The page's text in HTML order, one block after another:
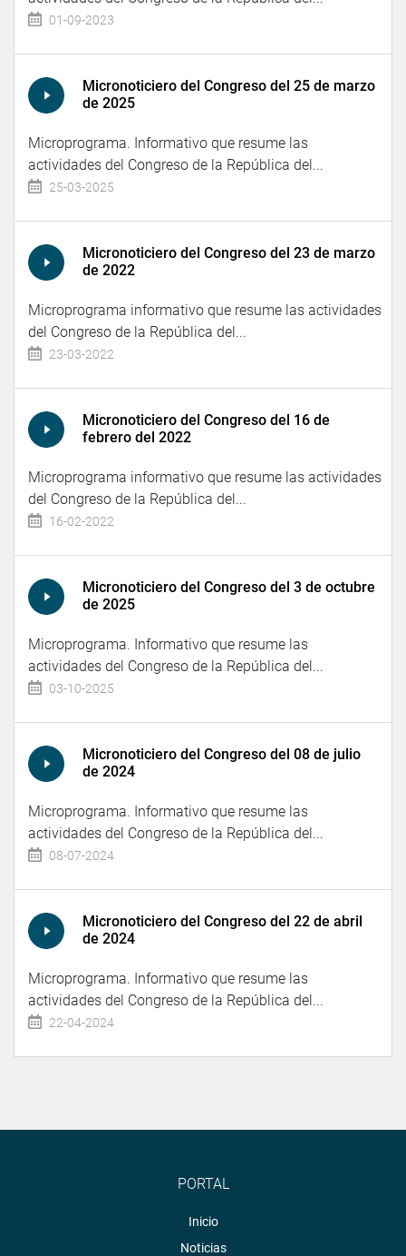
01-09-2023
Micronoticiero del Congreso del 25 de marzo
de 2025
Microprograma. Informativo que resume las
actividades del Congreso de la República del...
25-03-2025
Micronoticiero del Congreso del 23 de marzo
de 2022
Microprograma informativo que resume las actividades
del Congreso de la República del...
23-03-2022
Micronoticiero del Congreso del 16 de
febrero del 2022
Microprograma informativo que resume las actividades
del Congreso de la República del...
16-02-2022
Micronoticiero del Congreso del 3 de octubre
de 2025
Microprograma. Informativo que resume las
actividades del Congreso de la República del...
03-10-2025
Micronoticiero del Congreso del 08 de julio
de 2024
Microprograma. Informativo que resume las
actividades del Congreso de la República del...
08-07-2024
Micronoticiero del Congreso del 22 de abril
de 2024
Microprograma. Informativo que resume las
actividades del Congreso de la República del...
22-04-2024
PORTAL
Inicio
Noticias